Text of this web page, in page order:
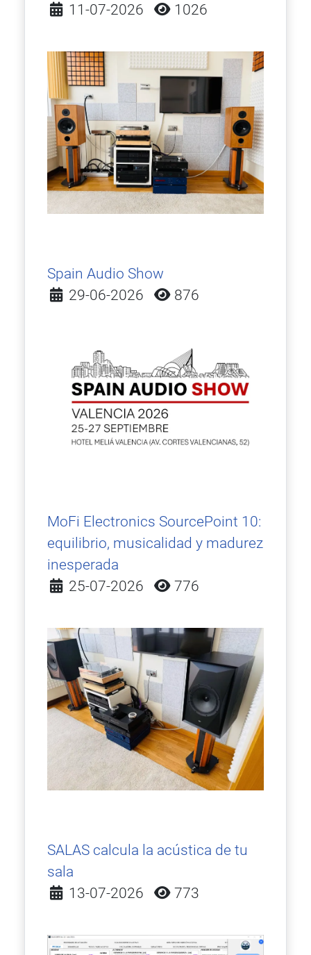
Detalles
11-07-2026 1026
Spain Audio Show
Detalles
29-06-2026 876
MoFi Electronics SourcePoint 10:
equilibrio, musicalidad y madurez
inesperada
Detalles
25-07-2026 776
SALAS calcula la acústica de tu
sala
Detalles
13-07-2026 773